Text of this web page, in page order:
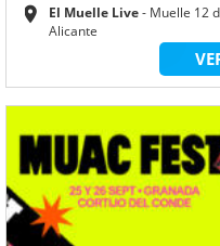
El Muelle Live
Muelle 12
Alicante